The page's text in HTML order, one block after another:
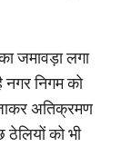
जमावड़ा लगा
नगर निगम को
अतिक्रमण
को भी